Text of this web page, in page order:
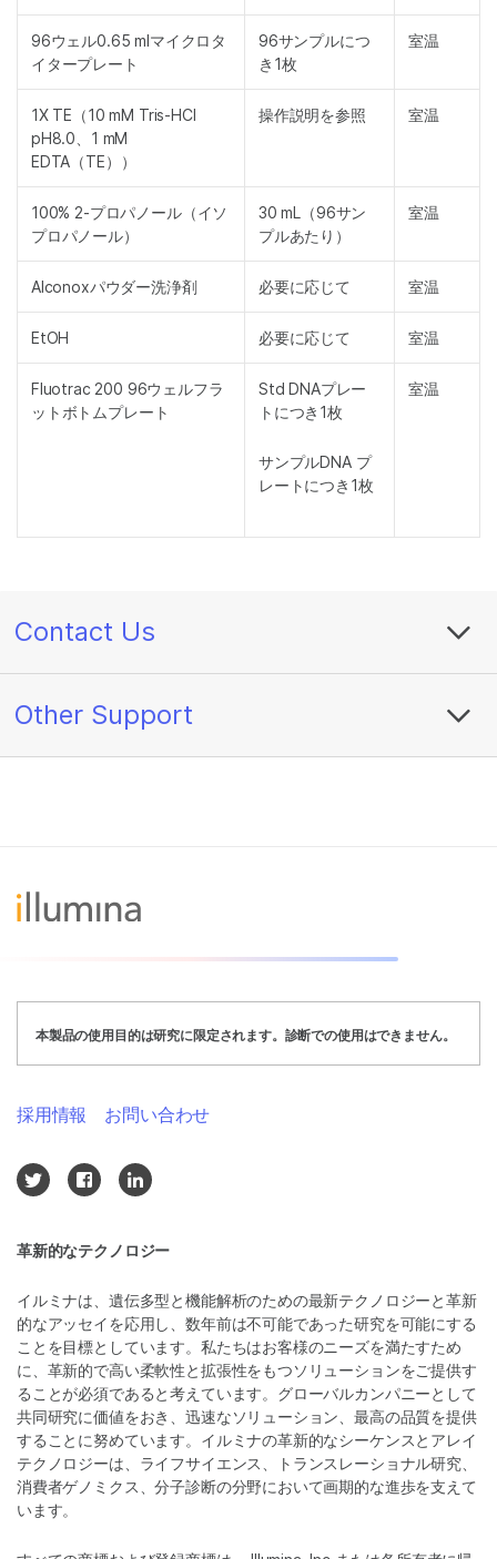
96ウェル0.65 mlマイクロタ
イタープレート
96サンプルにつ
き1枚
室温
1X TE（10 mM Tris-HCl
pH8.0、1 mM
EDTA（TE））
操作説明を参照 室温
100% 2-プロパノール（イソ
プロパノール）
30 mL（96サン
プルあたり）
室温
Alconoxパウダー洗浄剤 必要に応じて 室温
EtOH 必要に応じて 室温
Fluotrac 200 96ウェルフラ
ットボトムプレート
Std DNAプレー
トにつき1枚
サンプルDNA プ
レートにつき1枚
室温
Contact Us
Other Support
本製品の使用目的は研究に限定されます。診断での使用はできません。
革新的なテクノロジー
イルミナは、遺伝多型と機能解析のための最新テクノロジーと革新
的なアッセイを応用し、数年前は不可能であった研究を可能にする
ことを目標としています。私たちはお客様のニーズを満たすため
に、革新的で高い柔軟性と拡張性をもつソリューションをご提供す
ることが必須であると考えています。グローバルカンパニーとして
共同研究に価値をおき、迅速なソリューション、最高の品質を提供
することに努めています。イルミナの革新的なシーケンスとアレイ
テクノロジーは、ライフサイエンス、トランスレーショナル研究、
消費者ゲノミクス、分子診断の分野において画期的な進歩を支えて
います。
採用情報 お問い合わせ